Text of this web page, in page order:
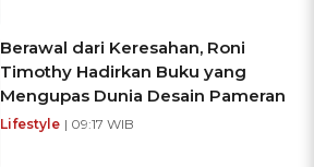
Berawal dari Keresahan, Roni
Timothy Hadirkan Buku yang
Mengupas Dunia Desain Pameran
Lifestyle | 09:17 WIB